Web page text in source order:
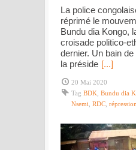
La police
réprimé le
Bundu dia Kongo,
croisade politico-
dernier. Un bain
la préside [...]
20 Mai 2020
Tag BDK Bundu dia
Nsemi RDC répression